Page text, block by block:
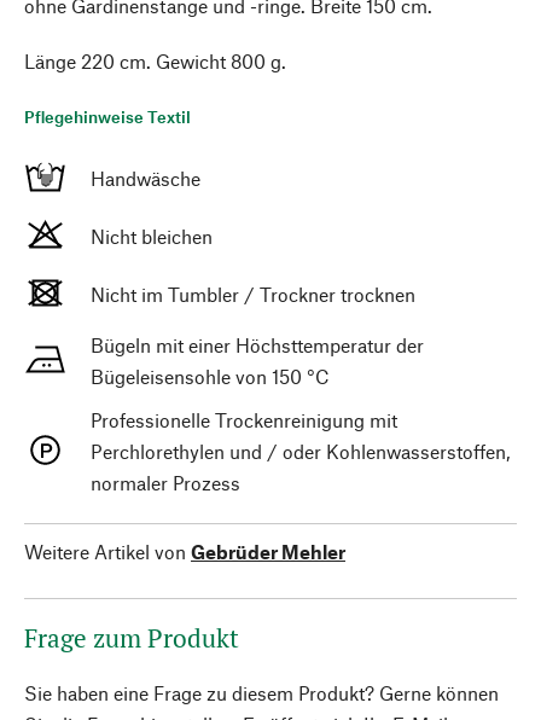
ohne Gardinenstange und -ringe. Breite 150 cm.
Länge 220 cm. Gewicht 800 g.
Pflegehinweise Textil
Handwäsche
Nicht bleichen
Nicht im Tumbler / Trockner trocknen
Bügeln mit einer Höchsttemperatur der
Bügeleisensohle von 150 °C
Professionelle Trockenreinigung mit
Perchlorethylen und / oder Kohlenwasserstoffen,
normaler Prozess
Weitere Artikel von Gebrüder Mehler
Frage zum Produkt
Sie haben eine Frage zu diesem Produkt? Gerne können